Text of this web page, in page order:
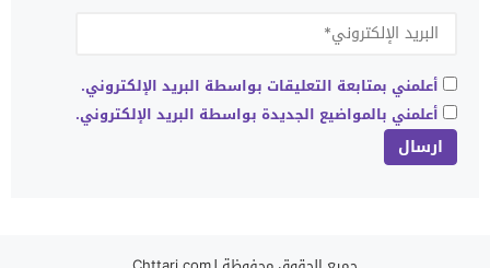
أعلمني بمتابعة التعليقات بواسطة البريد الإلكتروني.
أعلمني بالمواضيع الجديدة بواسطة البريد الإلكتروني.